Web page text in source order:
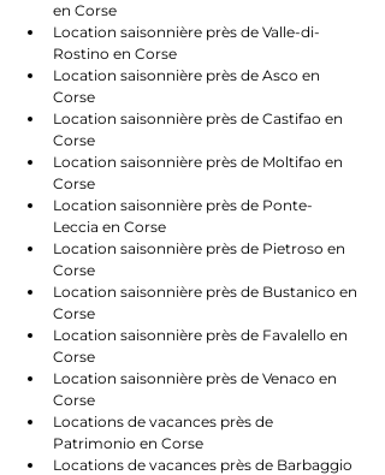
en Corse
Location saisonnière près de Valle-di-
Rostino en Corse
Location saisonnière près de Asco en
Corse
Location saisonnière près de Castifao en
Corse
Location saisonnière près de Moltifao en
Corse
Location saisonnière près de Ponte-
Leccia en Corse
Location saisonnière près de Pietroso en
Corse
Location saisonnière près de Bustanico en
Corse
Location saisonnière près de Favalello en
Corse
Location saisonnière près de Venaco en
Corse
Locations de vacances près de
Patrimonio en Corse
Locations de vacances près de Barbaggio